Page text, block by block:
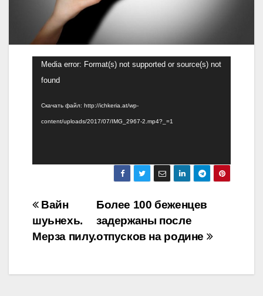
Видеоплеер
Media error: Format(s) not supported or source(s) not
found
Скачать файл: http://ichkeria.at/wp-
content/uploads/2017/07/IMG_2967-2.mp4?_=1
Навигация
по
записям
Более 100 беженцев
задержаны после
отпусков на родине
Вайн
шуьнехь.
Мерза пилу.